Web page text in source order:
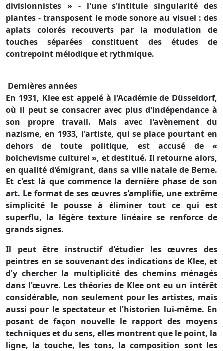
divisionnistes » - l'une s'intitule singularité des
plantes - transposent le mode sonore au visuel : des
aplats colorés recouverts par la modulation de
touches séparées constituent des études de
contrepoint mélodique et rythmique.
Dernières années
En 1931, Klee est appelé à l'Académie de Düsseldorf,
où il peut se consacrer avec plus d'indépendance à
son propre travail. Mais avec l'avènement du
nazisme, en 1933, l'artiste, qui se place pourtant en
dehors de toute politique, est accusé de «
bolchevisme culturel », et destitué. Il retourne alors,
en qualité d'émigrant, dans sa ville natale de Berne.
Et c'est là que commence la dernière phase de son
art. Le format de ses œuvres s'amplifie, une extrême
simplicité le pousse à éliminer tout ce qui est
superflu, la légère texture linéaire se renforce de
grands signes.
Il peut être instructif d'étudier les œuvres des
peintres en se souvenant des indications de Klee, et
d'y chercher la multiplicité des chemins ménagés
dans l'œuvre. Les théories de Klee ont eu un intérêt
considérable, non seulement pour les artistes, mais
aussi pour le spectateur et l'historien lui-même. En
posant de façon nouvelle le rapport des moyens
techniques et du sens, elles montrent que le point, la
ligne, la touche, les tons, la composition sont les